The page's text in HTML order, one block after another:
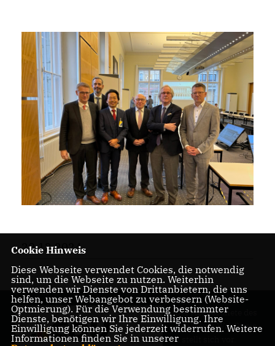
20.12.2024
Der Abgeordnete des
Pankower Wahlkreis
6 stellt sich vor.
Cookie Hinweis
Diese Webseite verwendet Cookies, die notwendig
sind, um die Webseite zu nutzen. Weiterhin
verwenden wir Dienste von Drittanbietern, die uns
helfen, unser Webangebot zu verbessern (Website-
Optmierung). Für die Verwendung bestimmter
Dienste, benötigen wir Ihre Einwilligung. Ihre
Einwilligung können Sie jederzeit widerrufen. Weitere
Informationen finden Sie in unserer